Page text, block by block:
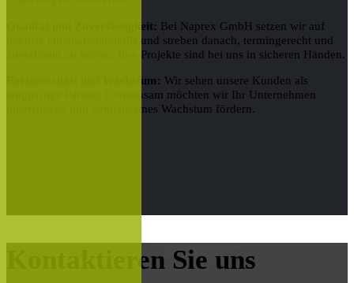
Qualität und Zuverlässigkeit: Bei Naprex GmbH setzen wir auf
höchste Qualitätsstandards und streben danach, termingerecht und
zuverlässig zu liefern. Ihre Projekte sind bei uns in sicheren Händen.
Partnerschaft und Wachstum: Wir sehen unsere Kunden als
langfristige Partner. Gemeinsam möchten wir Ihr Unternehmen
unterstützen und gemeinsames Wachstum fördern.
Kontaktieren Sie uns